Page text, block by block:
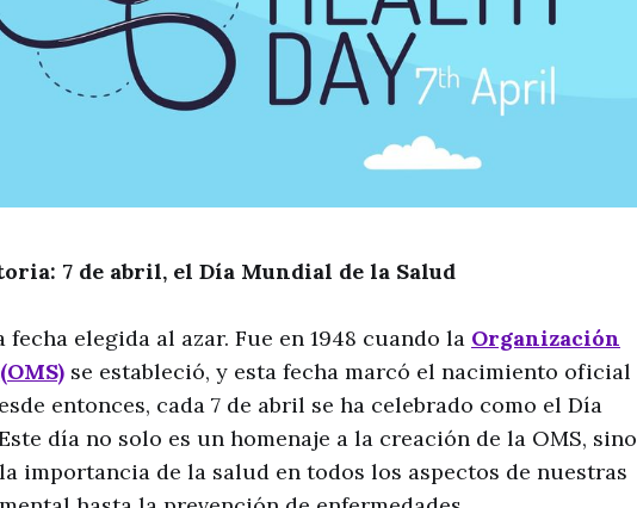
7 de abril, el Día Mundial de la Salud
fecha elegida al azar. Fue en 1948 cuando la Organización
se estableció, y esta fecha marcó el nacimiento oficial
entonces, cada 7 de abril se ha celebrado como el Día
día no solo es un homenaje a la creación de la OMS, sino
importancia de la salud en todos los aspectos de nuestras